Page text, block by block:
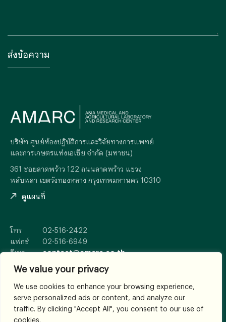
We value your privacy
We use cookies to enhance your browsing experience,
serve personalized ads or content, and analyze our
traffic. By clicking "Accept All", you consent to our use of
cookies.
บริษัท ศูนย์ห้องปฏิบัติการและวิจัยทางการแพทย์
และการเกษตรแห่งเอเซีย จำกัด (มหาชน)
361 ซอยลาดพร้าว 122 ถนนลาดพร้าว แขวง
พลับพลา เขตวังทองหลาง กรุงเทพมหานคร 10310
ดูแผนที่
โทร
02-516-2422
แฟกซ์
02-516-6949
อีเมล
contact@amarc.co.th
© 2026
All Rights Reserved.
เงื่อนไขและข้อตกลง